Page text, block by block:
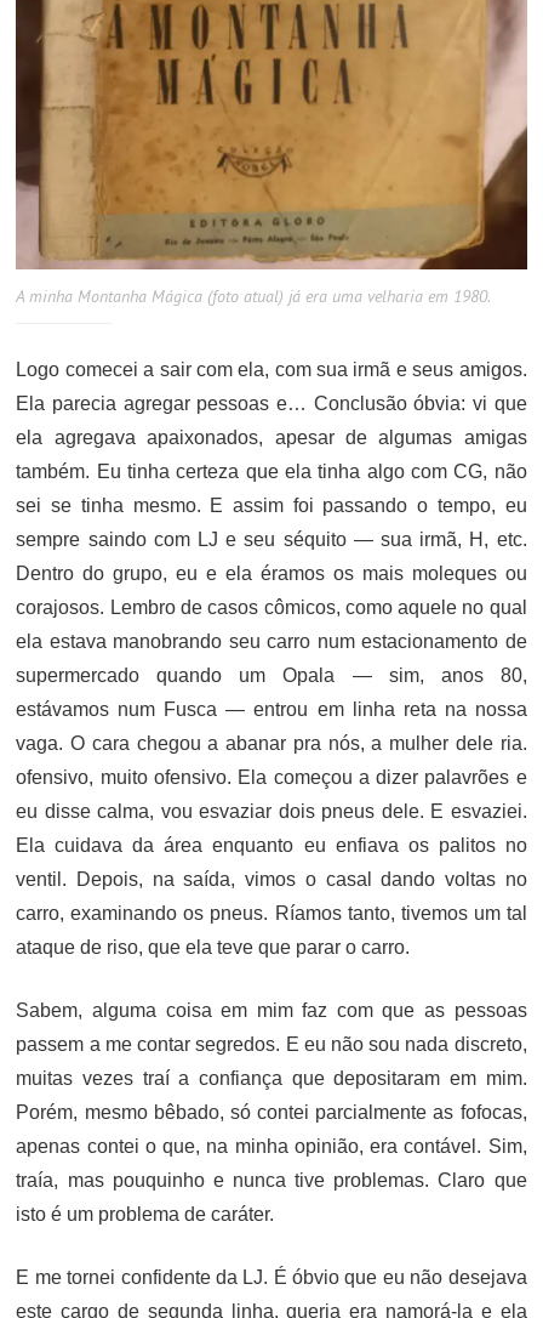
A minha Montanha Mágica (foto atual) já era uma velharia em 1980.
Logo comecei a sair com ela, com sua irmã e seus amigos.
Ela parecia agregar pessoas e… Conclusão óbvia: vi que
ela agregava apaixonados, apesar de algumas amigas
também. Eu tinha certeza que ela tinha algo com CG, não
sei se tinha mesmo. E assim foi passando o tempo, eu
sempre saindo com LJ e seu séquito — sua irmã, H, etc.
Dentro do grupo, eu e ela éramos os mais moleques ou
corajosos. Lembro de casos cômicos, como aquele no qual
ela estava manobrando seu carro num estacionamento de
supermercado quando um Opala — sim, anos 80,
estávamos num Fusca — entrou em linha reta na nossa
vaga. O cara chegou a abanar pra nós, a mulher dele ria.
ofensivo, muito ofensivo. Ela começou a dizer palavrões e
eu disse calma, vou esvaziar dois pneus dele. E esvaziei.
Ela cuidava da área enquanto eu enfiava os palitos no
ventil. Depois, na saída, vimos o casal dando voltas no
carro, examinando os pneus. Ríamos tanto, tivemos um tal
ataque de riso, que ela teve que parar o carro.
Sabem, alguma coisa em mim faz com que as pessoas
passem a me contar segredos. E eu não sou nada discreto,
muitas vezes traí a confiança que depositaram em mim.
Porém, mesmo bêbado, só contei parcialmente as fofocas,
apenas contei o que, na minha opinião, era contável. Sim,
traía, mas pouquinho e nunca tive problemas. Claro que
isto é um problema de caráter.
E me tornei confidente da LJ. É óbvio que eu não desejava
este cargo de segunda linha, queria era namorá-la e ela